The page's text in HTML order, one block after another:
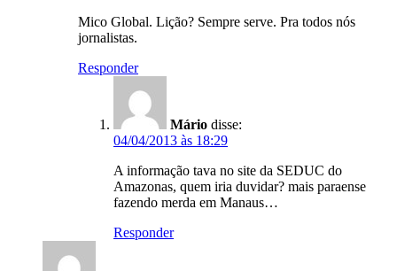
Mico Global. Lição? Sempre serve. Pra todos nós
jornalistas.
Responder
Mário disse:
04/04/2013 às 18:29
A informação tava no site da SEDUC do
Amazonas, quem iria duvidar? mais paraense
fazendo merda em Manaus…
Responder